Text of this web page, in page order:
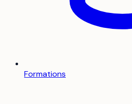
Formations